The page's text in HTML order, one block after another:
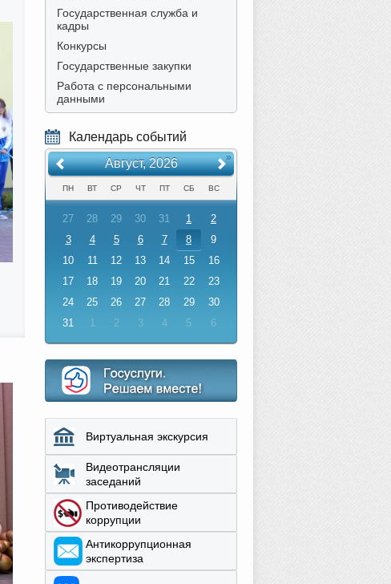
Государственная служба и
кадры
Конкурсы
Государственные закупки
Работа с персональными
данными
Календарь событий
Август, 2026 »
ПН ВТ СР ЧТ ПТ СБ ВС
27 28 29 30 31 1
2
3
4 5 6 7 8
9
10
11 12 13 14 15
16
17
18 19 20 21 22
23
24
25 26 27 28 29
30
31
1 2 3 4 5 6
Виртуальная экскурсия
Видеотрансляции
заседаний
Противодействие
коррупции
Aнтикоррупционная
экспертиза